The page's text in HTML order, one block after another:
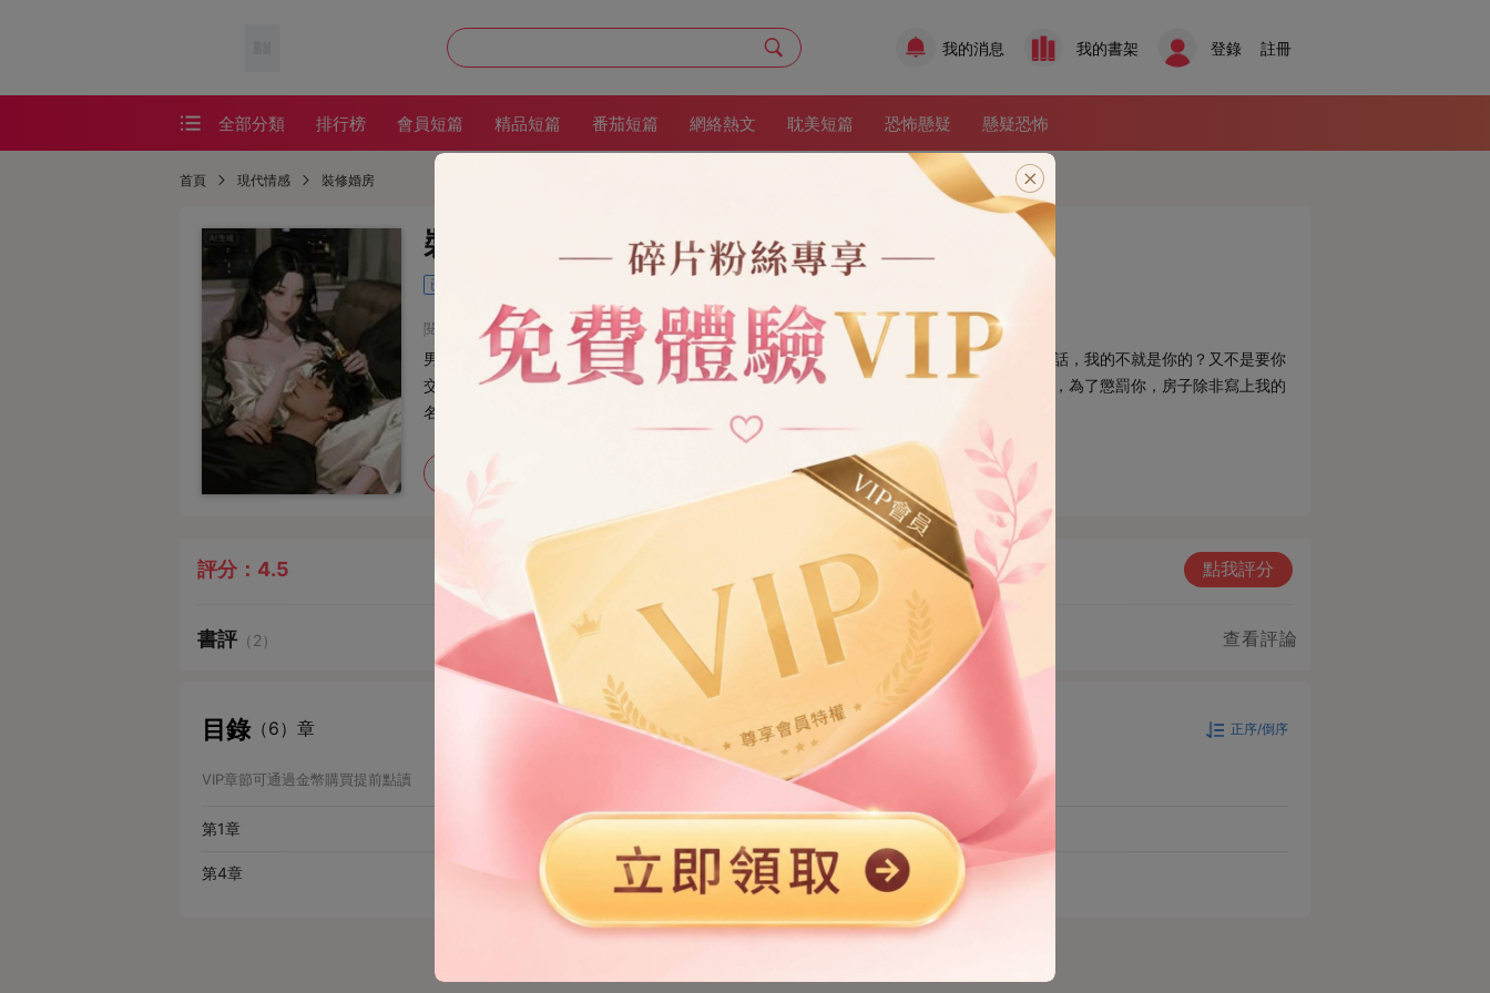
我的消息 我的書架 登錄 註冊
全部分類
會員短篇
番茄短篇
網絡熱文
耽美短篇
恐怖懸疑
懸疑恐怖
排行榜 會員短篇 精品短篇 番茄短篇 網絡熱文 耽美短篇 恐怖懸疑 懸疑恐怖
首頁 現代情感 裝修婚房
裝修婚房 林間小樹 更新時間：2025/11/5 15:13:25
已完結
閱讀：19683
收藏：14
男友買了婚房，讓我出錢裝修。 我讓他把房子加上我的名字，他卻說： 「一家人說什麼兩家話，我的不就是你的？又不是要你
交錢才能住。」 我心裡不舒服，索性自己買了套小房子。 他又說：「你毀了我計劃好的一切，為了懲罰你，房子除非寫上我的
名字，不然我不會跟你結婚。」
加入書架
評分： 4.5 點我評分
書評 （2） 查看評論
目錄（6）章 正序/倒序
VIP章節可通過金幣購買提前點讀
第1章 第2章 第3章
第4章 第6章